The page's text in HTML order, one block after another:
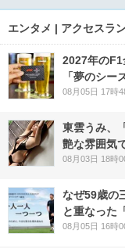
エンタメ | アクセスラ
2027年のF1
「夢のシー
08月05日 17時
東雲うみ、
艶な雰囲気
08月03日 18時
なぜ59歳の
と重なった
08月05日 16時